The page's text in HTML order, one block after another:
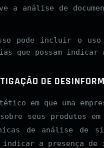
a análise de
pode incluir o uso
que possam indicar
DE
em que uma
seus produtos
de análise de
indicar a presença